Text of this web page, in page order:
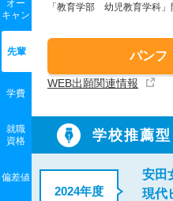
「教育学部 幼児教育学科」
パンフ
WEB出願関連情報
オー
キャン
先輩
学費
就職
資格
偏差値
学校推薦
2024年度
安田
現代